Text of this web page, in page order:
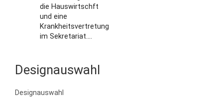
die Hauswirtschft
und eine
Krankheitsvertretung
im Sekretariat....
Designauswahl
Designauswahl